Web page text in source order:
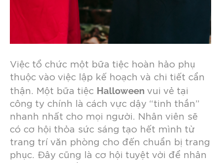
Việc tổ chức một bữa tiệc hoàn hảo phụ
thuộc vào việc lập kế hoạch và chi tiết cẩn
thận. Một bữa tiệc Halloween vui vẻ tại
công ty chính là cách vực dậy “tinh thần”
nhanh nhất cho mọi người. Nhân viên sẽ
có cơ hội thỏa sức sáng tạo hết mình từ
trang trí văn phòng cho đến chuẩn bị trang
phục. Đây cũng là cơ hội tuyệt vời để nhân